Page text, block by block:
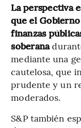
La perspectiva
que el
finanzas
soberana
mediante una
cautelosa, que
prudente y un
moderados.
S&P también